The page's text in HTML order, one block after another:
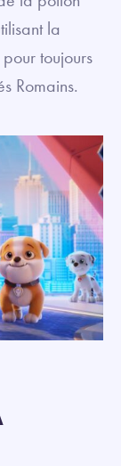
la
toujours
Romains.